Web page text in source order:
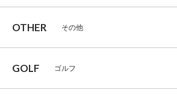
OTHER その他
GOLF ゴルフ